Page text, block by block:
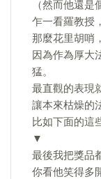
（然而他還是
乍一看羅教授
那麼花里胡哨
因為作為厚大
猛。
最直觀的表現
讓本來枯燥的
比如下面的這
▼
最後我把獎品
你看他笑得多